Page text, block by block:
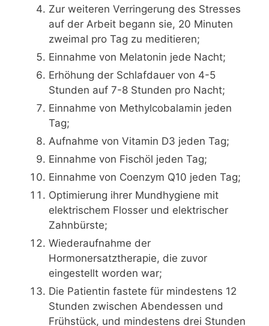
Zur weiteren Verringerung des Stresses
auf der Arbeit begann sie, 20 Minuten
zweimal pro Tag zu meditieren;
Einnahme von Melatonin jede Nacht;
Erhöhung der Schlafdauer von 4-5
Stunden auf 7-8 Stunden pro Nacht;
Einnahme von Methylcobalamin jeden
Tag;
Aufnahme von Vitamin D3 jeden Tag;
Einnahme von Fischöl jeden Tag;
Einnahme von Coenzym Q10 jeden Tag;
Optimierung ihrer Mundhygiene mit
elektrischem Flosser und elektrischer
Zahnbürste;
Wiederaufnahme der
Hormonersatztherapie, die zuvor
eingestellt worden war;
Die Patientin fastete für mindestens 12
Stunden zwischen Abendessen und
Frühstück, und mindestens drei Stunden